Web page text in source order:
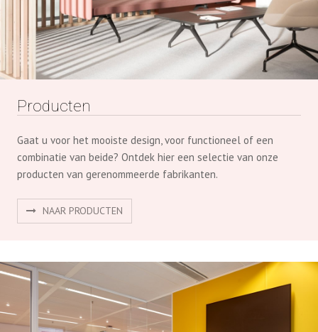
Producten
Gaat u voor het mooiste design, voor functioneel of een
combinatie van beide? Ontdek hier een selectie van onze
producten van gerenommeerde fabrikanten.
NAAR PRODUCTEN